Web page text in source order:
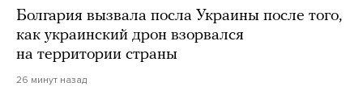
Болгария вызвала посла Украины после того,
как украинский дрон взорвался
на территории страны
26 минут назад